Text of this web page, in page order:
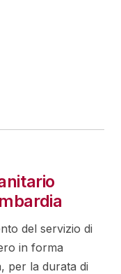
del servizio di
in forma
per la durata di